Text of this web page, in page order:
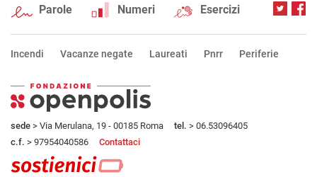
Parole Numeri Esercizi
Incendi Vacanze negate Laureati Pnrr Periferie
sede > Via Merulana, 19 - 00185 Roma tel. > 06.53096405
c.f. > 97954040586 Contattaci